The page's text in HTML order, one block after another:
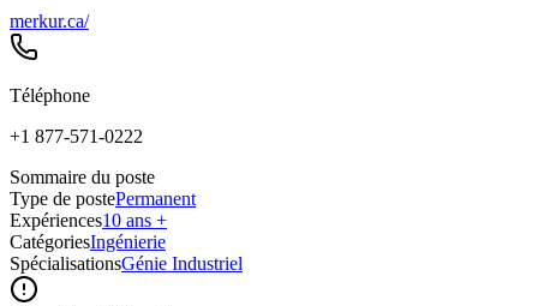
merkur.ca/
Téléphone
+1 877-571-0222
Sommaire du poste
Type de postePermanent
Expériences10 ans +
CatégoriesIngénierie
SpécialisationsGénie Industriel